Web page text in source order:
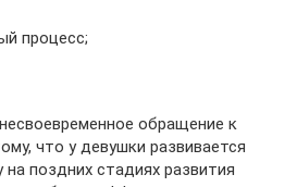
процесс;
обращение к
что у девушки развивается
поздних стадиях развития